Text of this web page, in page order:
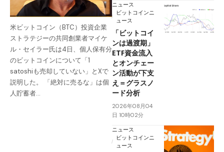
米ビットコイン（BTC）投資企業
ストラテジーの共同創業者マイケ
ル・セイラー氏は4日、個人保有分
のビットコインについて「1
satoshiも売却していない」とXで
説明した。 「絶対に売るな」は個
人貯蓄者…
ニュース
ビットコインニ
ュース
「ビットコイ
ンは過渡期」
ETF資金流入
とオンチェー
ン活動が下支
え＝グラスノ
ード分析
2026年08月04
日 10時02分
ニュース
ビットコインニ
ュース